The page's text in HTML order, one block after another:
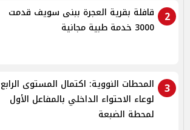
2
قافلة بقرية العجرة ببنى سويف قدمت
3000 خدمة طبية مجانية
3
المحطات النووية: اكتمال المستوى الرابع
لوعاء الاحتواء الداخلي بالمفاعل الأول
لمحطة الضبعة